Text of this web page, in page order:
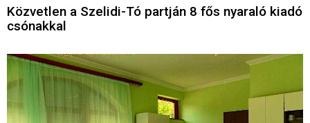
Közvetlen a Szelidi-Tó partján 8 fős nyaraló kiadó
csónakkal